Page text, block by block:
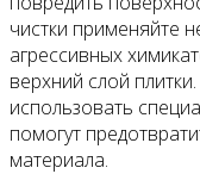
чистки применяйте
агрессивных
верхний слой
использовать
помогут
материала.